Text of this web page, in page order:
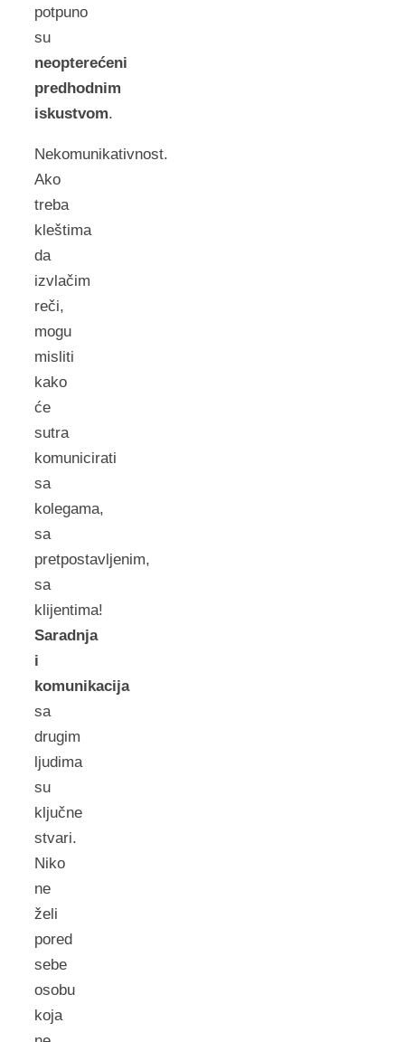
potpuno
su
neopterećeni
predhodnim
iskustvom.
Nekomunikativnost.
Ako
treba
kleštima
da
izvlačim
reči,
mogu
misliti
kako
će
sutra
komunicirati
sa
kolegama,
sa
pretpostavljenim,
sa
klijentima!
Saradnja
i
komunikacija
sa
drugim
ljudima
su
ključne
stvari.
Niko
ne
želi
pored
sebe
osobu
koja